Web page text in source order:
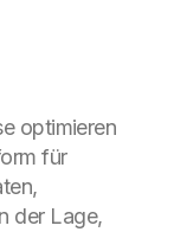
optimieren
für
der Lage,